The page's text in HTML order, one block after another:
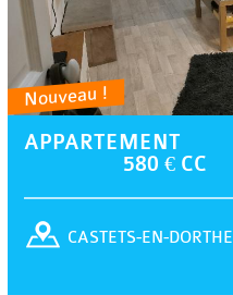
Nouveau !
APPARTEMENT
580 € CC
CASTETS-EN-DORTHE